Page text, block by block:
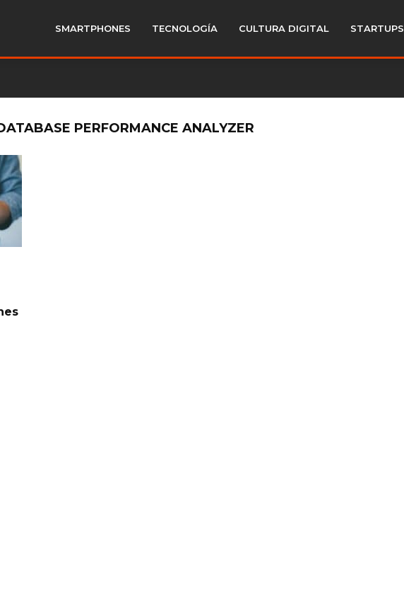
SMARTPHONES TECNOLOGÍA CULTURA DIGITAL STARTUPS
PERFORMANCE ANALYZER